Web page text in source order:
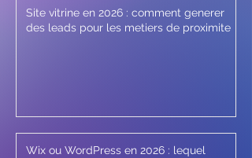
Site vitrine en 2026 : comment generer
des leads pour les metiers de proximite
Wix ou WordPress en 2026 : lequel